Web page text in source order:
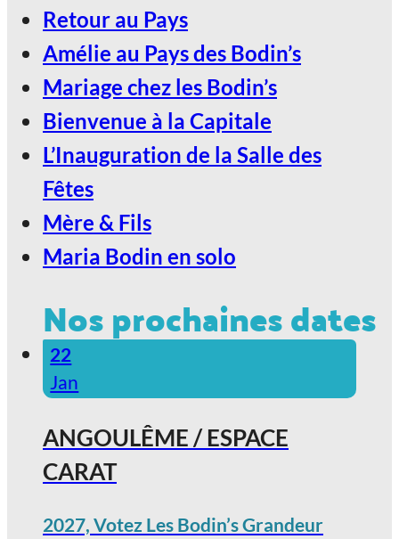
2027, Votez Les Bodin’s Grandeur
Nature !
Retour au Pays
Amélie au Pays des Bodin’s
Mariage chez les Bodin’s
Bienvenue à la Capitale
L’Inauguration de la Salle des
Fêtes
Mère & Fils
Maria Bodin en solo
Nos prochaines dates
22
Jan
ANGOULÊME / ESPACE
CARAT
2027, Votez Les Bodin’s Grandeur